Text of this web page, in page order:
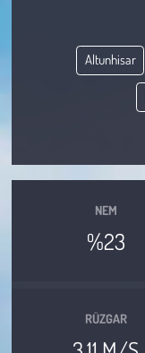
Altunhisar
NEM
%23
RÜZGAR
Hayvan Hakları
Vefat İlanları